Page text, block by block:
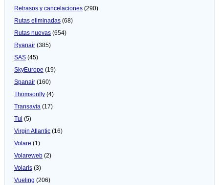
Retrasos y cancelaciones (290)
Rutas eliminadas (68)
Rutas nuevas (654)
Ryanair (385)
SAS (45)
SkyEurope (19)
Spanair (160)
Thomsonfly (4)
Transavia (17)
Tui (5)
Virgin Atlantic (16)
Volare (1)
Volareweb (2)
Volaris (3)
Vueling (206)